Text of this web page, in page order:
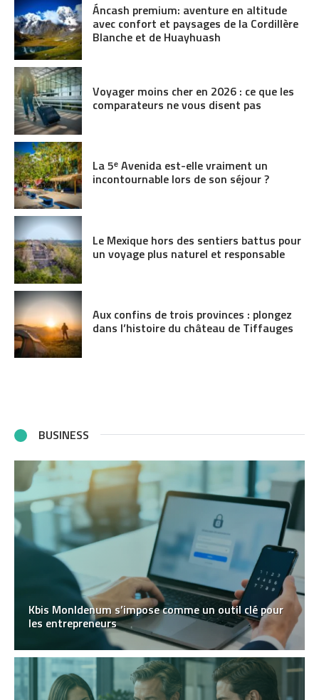
Áncash premium: aventure en altitude
avec confort et paysages de la Cordillère
Blanche et de Huayhuash
Voyager moins cher en 2026 : ce que les
comparateurs ne vous disent pas
La 5ᵉ Avenida est-elle vraiment un
incontournable lors de son séjour ?
Le Mexique hors des sentiers battus pour
un voyage plus naturel et responsable
Aux confins de trois provinces : plongez
dans l’histoire du château de Tiffauges
BUSINESS
Kbis MonIdenum s’impose comme un outil clé pour
les entrepreneurs